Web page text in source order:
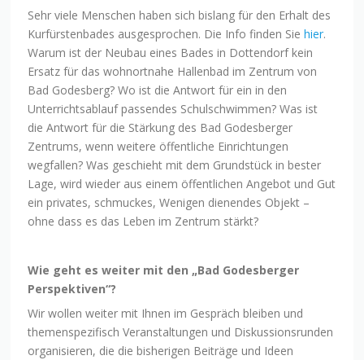
Sehr viele Menschen haben sich bislang für den Erhalt des
Kurfürstenbades ausgesprochen. Die Info finden Siehier.
Warum ist der Neubau eines Bades in Dottendorf kein
Ersatz für das wohnortnahe Hallenbad im Zentrum von
Bad Godesberg? Wo ist die Antwort für ein in den
Unterrichtsablauf passendes Schulschwimmen? Was ist
die Antwort für die Stärkung des Bad Godesberger
Zentrums, wenn weitere öffentliche Einrichtungen
wegfallen? Was geschieht mit dem Grundstück in bester
Lage, wird wieder aus einem öffentlichen Angebot und Gut
ein privates, schmuckes, Wenigen dienendes Objekt –
ohne dass es das Leben im Zentrum stärkt?
Wie geht es weiter mit den „Bad Godesberger
Perspektiven“?
Wir wollen weiter mit Ihnen im Gespräch bleiben und
themenspezifisch Veranstaltungen und Diskussionsrunden
organisieren, die die bisherigen Beiträge und Ideen